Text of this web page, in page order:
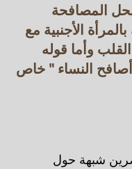
المصافحة
الأجنبية مع
وأما قوله
النساء " خاص
شبهة حول